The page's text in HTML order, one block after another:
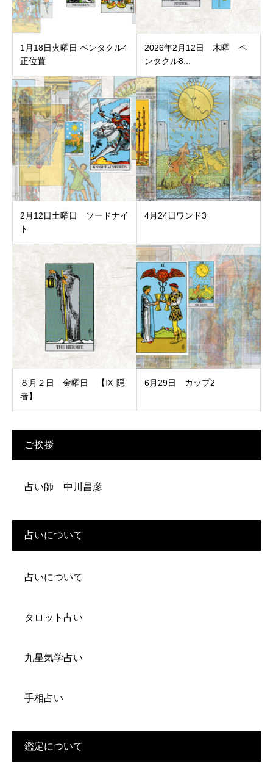
1月18日火曜日 ペンタクル4
正位置
2026年2月12日 木曜 ペ
ンタクル8...
2月12日土曜日 ソードナイ
ト
4‌月‌24‌日‌ワ‌ン‌ド‌3‌ ‌
８月２日 金曜日 【Ⅸ 隠
者】
6月29日 カップ2
ご挨拶
占い師 中川昌彦
占いについて
占いについて
タロット占い
九星気学占い
手相占い
鑑定について